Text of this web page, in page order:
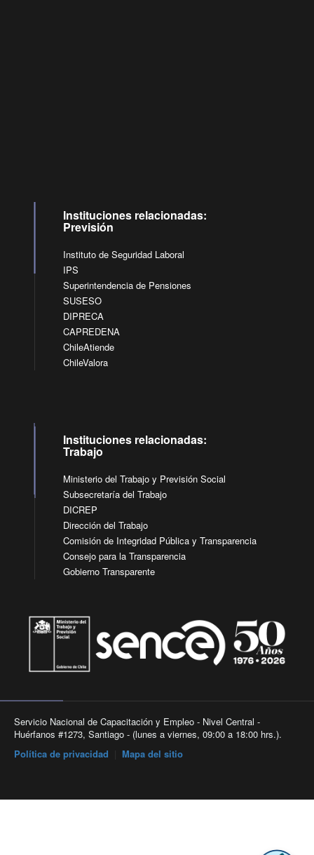
Instituciones relacionadas:
Previsión
Instituto de Seguridad Laboral
IPS
Superintendencia de Pensiones
SUSESO
DIPRECA
CAPREDENA
ChileAtiende
ChileValora
Instituciones relacionadas:
Trabajo
Ministerio del Trabajo y Previsión Social
Subsecretaría del Trabajo
DICREP
Dirección del Trabajo
Comisión de Integridad Pública y Transparencia
Consejo para la Transparencia
Gobierno Transparente
Servicio Nacional de Capacitación y Empleo - Nivel Central -
Huérfanos #1273, Santiago - (lunes a viernes, 09:00 a 18:00 hrs.).
Política de privacidad
Mapa del sitio